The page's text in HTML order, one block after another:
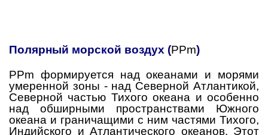
Полярный морской воздух (PPm)
PPm формируется над океанами и морями
умеренной зоны - над Северной Атлантикой,
Северной частью Тихого океана и особенно
над обширными пространствами Южного
океана и граничащими с ним частями Тихого,
Индийского и Атлантического океанов. Этот